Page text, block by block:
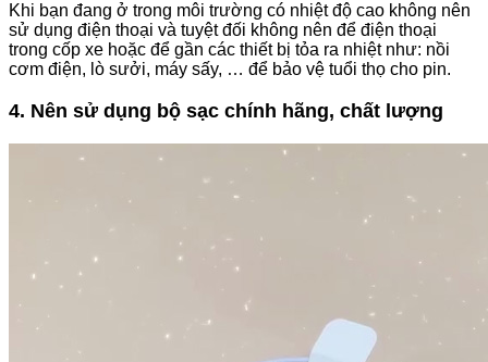
Khi bạn đang ở trong môi trường có nhiệt độ cao không nên
sử dụng điện thoại và tuyệt đối không nên để điện thoại
trong cốp xe hoặc để gần các thiết bị tỏa ra nhiệt như: nồi
cơm điện, lò sưởi, máy sấy, … để bảo vệ tuổi thọ cho pin.
4. Nên sử dụng bộ sạc chính hãng, chất lượng